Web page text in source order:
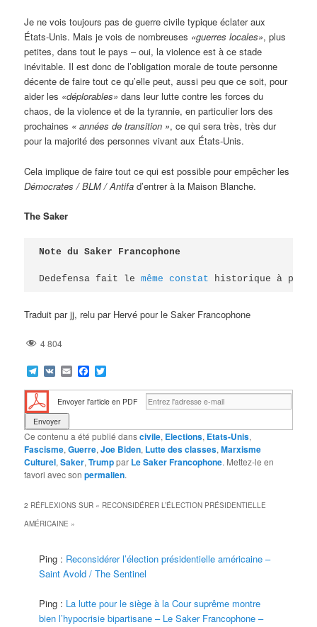
Je ne vois toujours pas de guerre civile typique éclater aux
États-Unis. Mais je vois de nombreuses «guerres locales», plus
petites, dans tout le pays – oui, la violence est à ce stade
inévitable. Il est donc de l’obligation morale de toute personne
décente de faire tout ce qu’elle peut, aussi peu que ce soit, pour
aider les «déplorables» dans leur lutte contre les forces du
chaos, de la violence et de la tyrannie, en particulier lors des
prochaines « années de transition », ce qui sera très, très dur
pour la majorité des personnes vivant aux États-Unis.
Cela implique de faire tout ce qui est possible pour empêcher les
Démocrates / BLM / Antifa d’entrer à la Maison Blanche.
The Saker
Note du Saker Francophone
Dedefensa fait le même constat historique à
Traduit par jj, relu par Hervé pour le Saker Francophone
4 804
Telegram
VK EmailFacebook
Envoyer l'article en PDF
Ce contenu a été publié danscivile, Elections, Etats-Unis,
Fascisme,Guerre,Joe Biden, Lutte des classes,Marxisme
Culturel,Saker,Trumppar Le Saker Francophone. Mettez-le en
favori avec sonpermalien.
2 RÉFLEXIONS SUR « RECONSIDÉRER L’ÉLECTION PRÉSIDENTIELLE
AMÉRICAINE »
Ping : Reconsidérer l’élection présidentielle américaine –
Saint Avold / The Sentinel
Ping : La lutte pour le siège à la Cour suprême montre
bien l’hypocrisie bipartisane – Le Saker Francophone –